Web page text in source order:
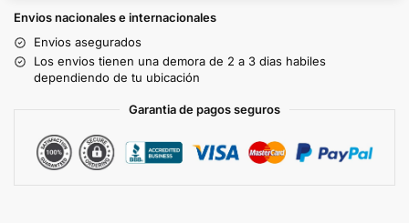
Envios nacionales e internacionales
Envios asegurados
Los envios tienen una demora de 2 a 3 dias habiles
dependiendo de tu ubicación
Garantia de pagos seguros